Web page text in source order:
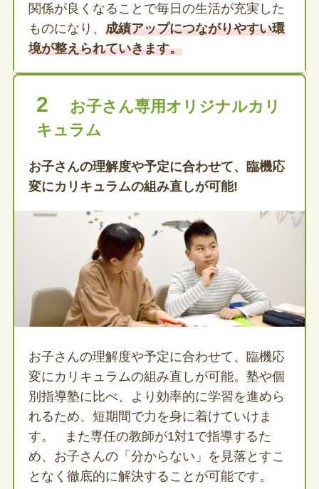
関係が良くなることで毎日の生活が充実した
ものになり、 成績アップにつながりやすい環
境が整えられていきます。
2
お子さん専用オリジナルカリ
キュラム
お子さんの理解度や予定に合わせて、臨機応
変にカリキュラムの組み直しが可能!
お子さんの理解度や予定に合わせて、臨機応
変にカリキュラムの組み直しが可能。塾や個
別指導塾に比べ、より効率的に学習を進めら
れるため、短期間で力を身に着けていけま
す。 また専任の教師が1対1で指導するた
め、お子さんの「分からない」を見落とすこ
となく徹底的に解決することが可能です。